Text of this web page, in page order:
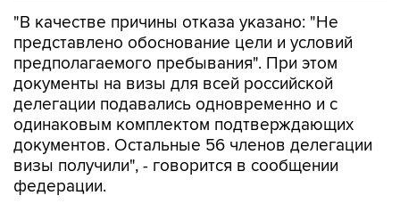
"В качестве причины отказа указано: "Не
представлено обоснование цели и условий
предполагаемого пребывания". При этом
документы на визы для всей российской
делегации подавались одновременно и с
одинаковым комплектом подтверждающих
документов. Остальные 56 членов делегации
визы получили", - говорится в сообщении
федерации.